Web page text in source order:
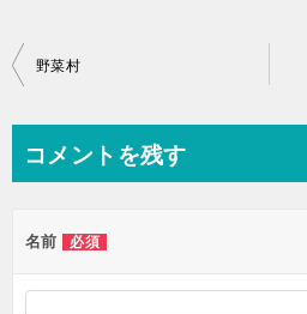
投
ビ
ー
シ
野菜村
コメントを残す
名前 必須